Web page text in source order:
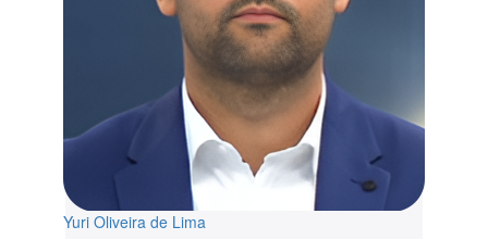
Yuri Oliveira de Lima